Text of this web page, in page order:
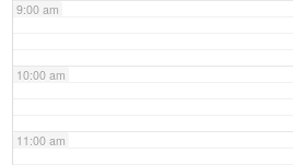
9:00 am
10:00 am
11:00 am